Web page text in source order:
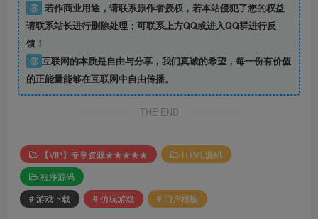
⑧ 若作商业用途，请联系原作者授权，若本站侵犯了您的权益
请联系站长进行删除处理；可联系上方QQ或进入QQ群进行反
馈！
⑨ 互联网的本质是自由与分享，我们真诚的希望，每一份有价值
的正能量能够在互联网中自由传播。
THE END
【VIP】专享资源★★★★★
HTML源码
程序源码
# 游戏下载
# 仿玩游戏 # 门户模板